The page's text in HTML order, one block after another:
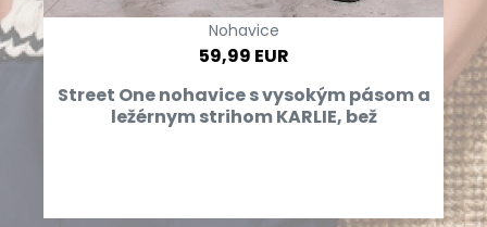
Nohavice
59,99 EUR
Street One nohavice s vysokým pásom a
ležérnym strihom KARLIE, bež